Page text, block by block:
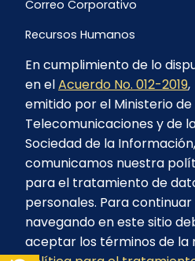
Correo Corporativo
Recursos Humanos
Buzón de quejas y
Formulario Contrataciones
En cumplimiento de lo
en elAcuerdo No. 012-2019,
emitido por el Ministerio de
Telecomunicaciones y de
Sociedad de la Información,
comunicamos nuestra
para el tratamiento de
personales. Para continuar
navegando en este sitio
aceptar los términos de la